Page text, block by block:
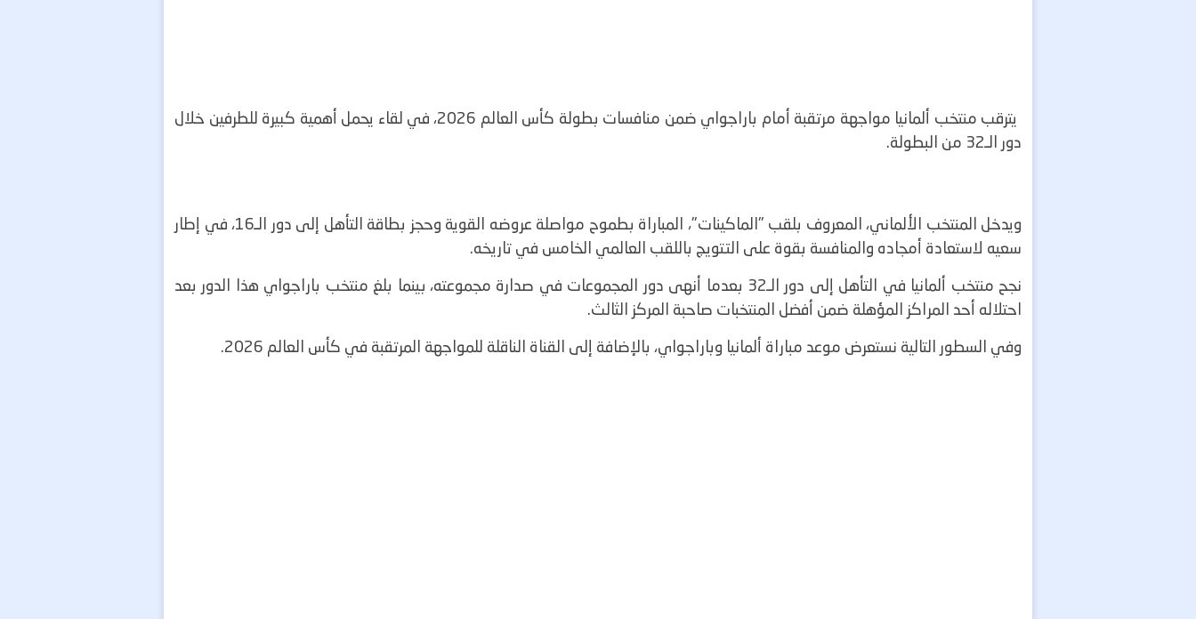
يترقب منتخب ألمانيا مواجهة مرتقبة أمام باراجواي ضمن منافسات بطولة كأس العالم 2026، في لقاء يحمل أهمية كبيرة للطرفين خلال
دور الـ32 من البطولة.
ويدخل المنتخب الألماني، المعروف بلقب "الماكينات"، المباراة بطموح مواصلة عروضه القوية وحجز بطاقة التأهل إلى دور الـ16، في إطار
سعيه لاستعادة أمجاده والمنافسة بقوة على التتويج باللقب العالمي الخامس في تاريخه.
نجح منتخب ألمانيا في التأهل إلى دور الـ32 بعدما أنهى دور المجموعات في صدارة مجموعته، بينما بلغ منتخب باراجواي هذا الدور بعد
احتلاله أحد المراكز المؤهلة ضمن أفضل المنتخبات صاحبة المركز الثالث.
وفي السطور التالية نستعرض موعد مباراة ألمانيا وباراجواي، بالإضافة إلى القناة الناقلة للمواجهة المرتقبة في كأس العالم 2026.